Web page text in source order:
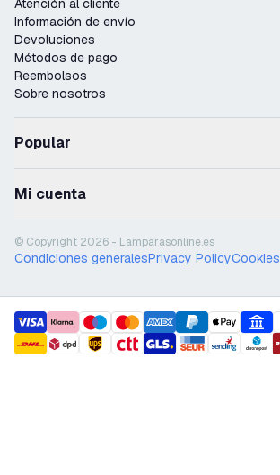
Atención al cliente
Información de envío
Devoluciones
Métodos de pago
Reembolsos
Sobre nosotros
Popular
Mi cuenta
© Copyright 2026 - Lámparasonline.es
Condiciones generalesPrivacy PolicyCookies
payment methods
shipment methods